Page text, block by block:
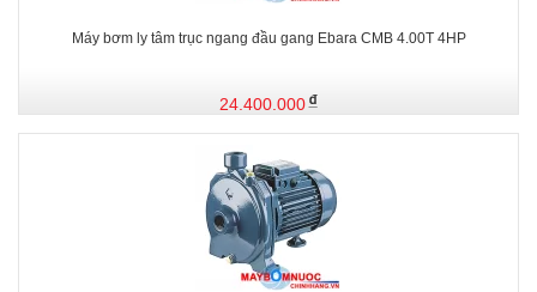
Máy bơm ly tâm trục ngang đầu gang Ebara CMB 4.00T 4HP
24.400.000